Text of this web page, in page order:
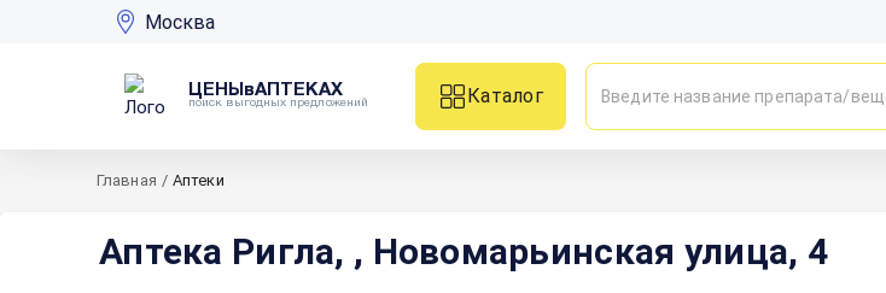
Москва
ЦЕНЫвАПТЕКАХ
поиск выгодных предложений
Каталог
Главная / Аптеки
Аптека Ригла, , Новомарьинская улица, 4